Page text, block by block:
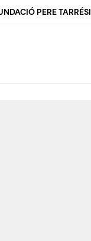
PERE TARRÉS